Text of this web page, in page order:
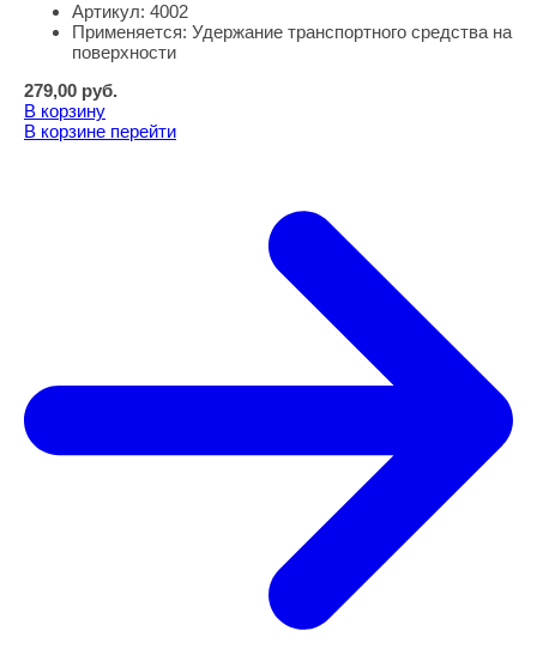
Артикул: 4002
Применяется: Удержание транспортного средства на
поверхности
279,00 руб.
В корзину
В корзине перейти